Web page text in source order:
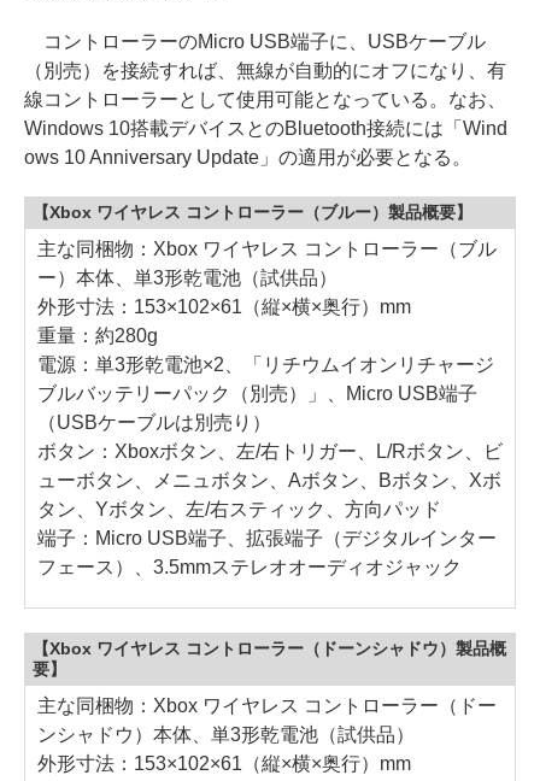
コントローラーのMicro USB端子に、USBケーブル
（別売）を接続すれば、無線が自動的にオフになり、有
線コントローラーとして使用可能となっている。なお、
Windows 10搭載デバイスとのBluetooth接続には「Wind
ows 10 Anniversary Update」の適用が必要となる。
【Xbox ワイヤレス コントローラー（ブルー）製品概要】
主な同梱物：Xbox ワイヤレス コントローラー（ブル
ー）本体、単3形乾電池（試供品）
外形寸法：153×102×61（縦×横×奥行）mm
重量：約280g
電源：単3形乾電池×2、「リチウムイオンリチャージ
ブルバッテリーパック（別売）」、Micro USB端子
（USBケーブルは別売り）
ボタン：Xboxボタン、左/右トリガー、L/Rボタン、ビ
ューボタン、メニュボタン、Aボタン、Bボタン、Xボ
タン、Yボタン、左/右スティック、方向パッド
端子：Micro USB端子、拡張端子（デジタルインター
フェース）、3.5mmステレオオーディオジャック
【Xbox ワイヤレス コントローラー（ドーンシャドウ）製品概
要】
主な同梱物：Xbox ワイヤレス コントローラー（ドー
ンシャドウ）本体、単3形乾電池（試供品）
外形寸法：153×102×61（縦×横×奥行）mm